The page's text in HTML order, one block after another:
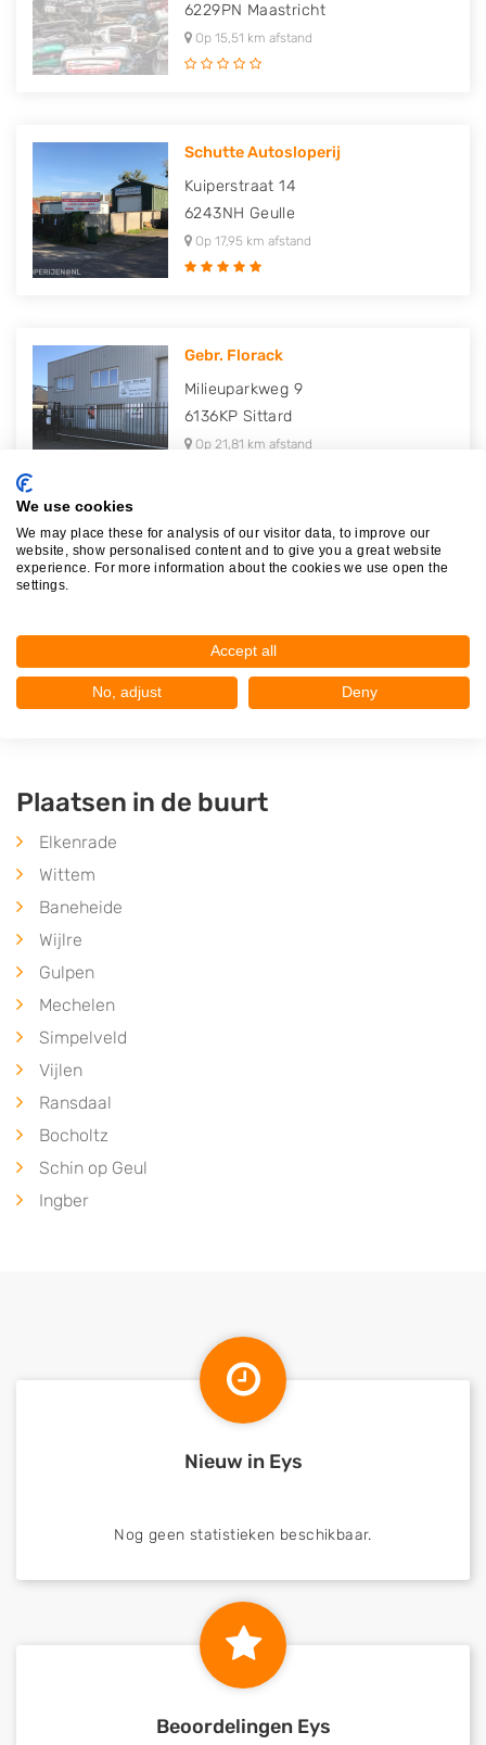
6229PN Maastricht
Op 15,51 km afstand
Schutte Autosloperij
Kuiperstraat 14
6243NH Geulle
Op 17,95 km afstand
Gebr. Florack
Milieuparkweg 9
6136KP Sittard
Op 21,81 km afstand
Autodemontage Zelissen
Op 21,84 km afstand
Plaatsen in de buurt
Elkenrade
Wittem
Baneheide
Wijlre
Gulpen
Mechelen
Simpelveld
Vijlen
Ransdaal
Bocholtz
Schin op Geul
Ingber
Nieuw in Eys
Nog geen statistieken beschikbaar.
Beoordelingen Eys
We use cookies
We may place these for analysis of our visitor data, to improve our
website, show personalised content and to give you a great website
experience. For more information about the cookies we use open the
settings.
Accept all
No, adjust Deny